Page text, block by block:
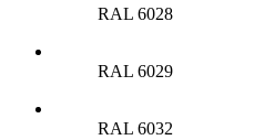
RAL 6028
RAL 6029
RAL 6032